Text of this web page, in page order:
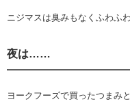
ニジマスは臭みもなくふわふ
夜は……
ヨークフーズで買ったつまみ